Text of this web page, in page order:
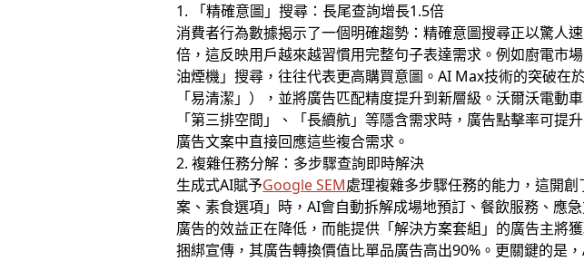
1. 「精確意圖」搜尋：長尾查詢增長1.5倍
消費者行為數據揭示了一個明確趨勢：精確意圖搜尋正以驚人
倍，這反映用戶越來越習慣用完整句子表達需求。例如廚電市
油煙機」搜尋，往往代表更高購買意圖。AI Max技術的突破在
「易清潔」），並將廣告匹配精度提升到新層級。沃爾沃電動
「第三排空間」、「長續航」等隱含需求時，廣告點擊率可
廣告文案中直接回應這些複合需求。
2. 複雜任務分解：多步驟查詢即時解決
生成式AI賦予Google SEM處理複雜多步驟任務的能力，這開創
案、素食選項」時，AI會自動拆解成場地預訂、餐飲服務、應
廣告的效益正在降低，而能提供「解決方案套組」的廣告主將
捆綁宣傳，其廣告轉換價值比單品廣告高出90%。更關鍵的